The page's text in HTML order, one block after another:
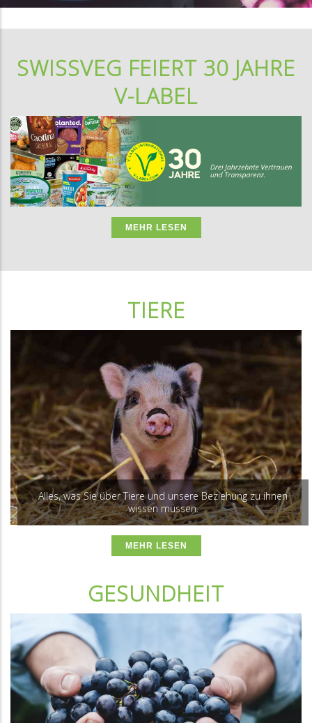
SWISSVEG FEIERT 30 JAHRE
V-LABEL
MEHR LESEN
TIERE
Alles, was Sie über Tiere und unsere Beziehung zu ihnen
wissen müssen.
MEHR LESEN
GESUNDHEIT